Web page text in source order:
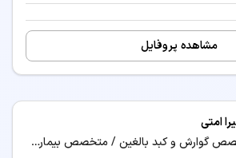
مشاهده پروفایل
امتی
فوق تخصص گوارش و کبد بالغین / متخصص بیماری‌های داخلی